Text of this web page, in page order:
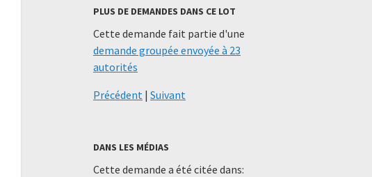
PLUS DE DEMANDES DANS CE LOT
Cette demande fait partie d'une
demande groupée envoyée à 23
autorités
Précédent | Suivant
DANS LES MÉDIAS
Cette demande a été citée dans: